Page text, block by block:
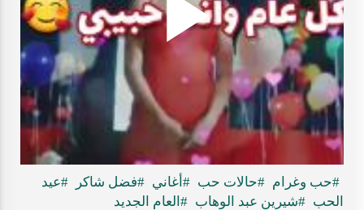
Play
#حب وغرام #حالات حب #أغاني #فضل شاكر
#عيد
الحب #شيرين عبد الوهاب #العام الجديد